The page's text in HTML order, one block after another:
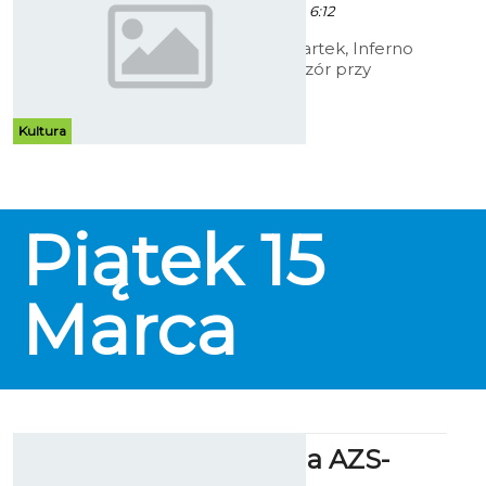
Kultura
- 7 Marca 2013 godz. 6:12
Jak w każdy czwartek, Inferno
zaprasza na wieczór przy
dźwiękach gitar akustycznych i
Piątek 15
Marca
Kup bilet na AZS-